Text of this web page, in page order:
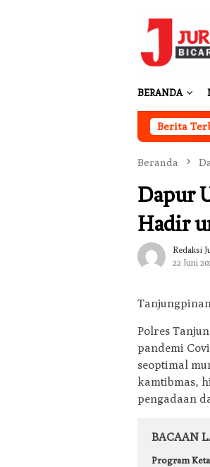
BERANDA
Berita
Kantor Koperasi Merah Putih
Beranda
Dapur
Hadir
Redaksi
22 Juni
Polres
pandemi
seoptimal
kamtibmas,
pengadaan
BACAAN
Program